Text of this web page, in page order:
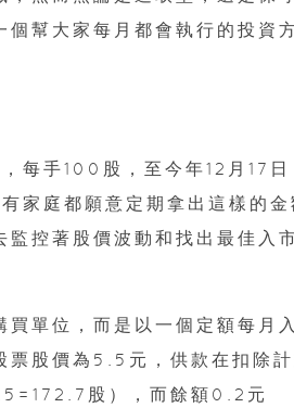
幫大家每月都會執行的投資
每手100股，至今年12月17日
家庭都願意定期拿出這樣的金
控著股價波動和找出最佳入
單位，而是以一個定額每月入
股價為5.5元，供款在扣除計
股），而餘額0.2元